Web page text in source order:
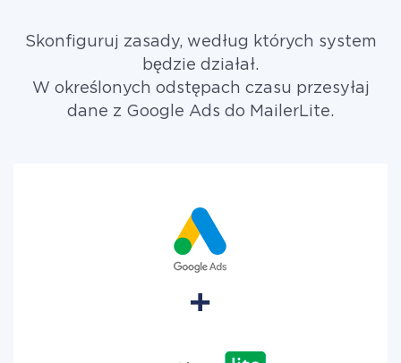
Skonfiguruj zasady, według których system
będzie działał.
W określonych odstępach czasu przesyłaj
dane z Google Ads do MailerLite.